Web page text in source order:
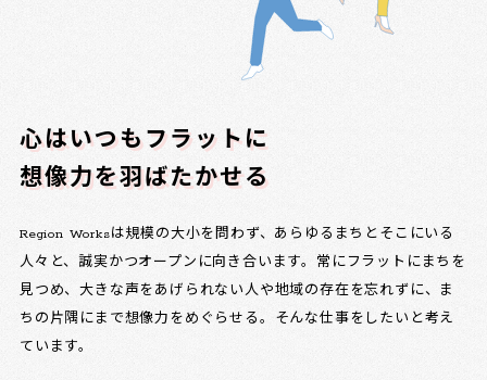
心はいつもフラットに
想像力を羽ばたかせる
Region Worksは規模の大小を問わず、あらゆるまちとそこにいる
人々と、誠実かつオープンに向き合います。常にフラットにまちを
見つめ、大きな声をあげられない人や地域の存在を忘れずに、ま
ちの片隅にまで想像力をめぐらせる。そんな仕事をしたいと考え
ています。